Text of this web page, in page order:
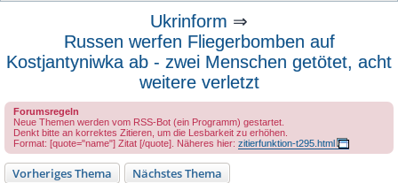
Ukrinform ⇒
Russen werfen Fliegerbomben auf
Kostjantyniwka ab - zwei Menschen getötet, acht
weitere verletzt
Forumsregeln
Neue Themen werden vom RSS-Bot (ein Programm) gestartet.
Denkt bitte an korrektes Zitieren, um die Lesbarkeit zu erhöhen.
Format: [quote="name"] Zitat [/quote]. Näheres hier: zitierfunktion-t295.html
Vorheriges Thema Nächstes Thema